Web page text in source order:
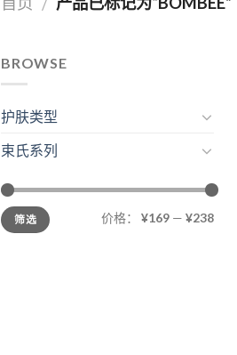
/
BROWSE
护肤类型
束氏系列
筛选 价格： ¥169 — ¥238